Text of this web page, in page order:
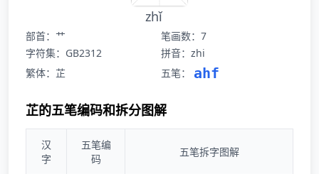
zhǐ
部首：艹
笔画数：7
字符集：GB2312
拼音：zhi
繁体：芷
五笔： ahf
芷的五笔编码和拆分图解
汉
字
五笔编
码
五笔拆字图解